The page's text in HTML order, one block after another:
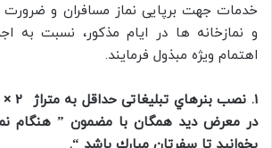
خدمات جهت برپايی نماز مسافران و ضرورت
و نمازخانه ها در ايام مذكور، نسبت به
اهتمام ويژه مبذول فرمايند.
در معرض ديد همگان با مضمون ” هنگام